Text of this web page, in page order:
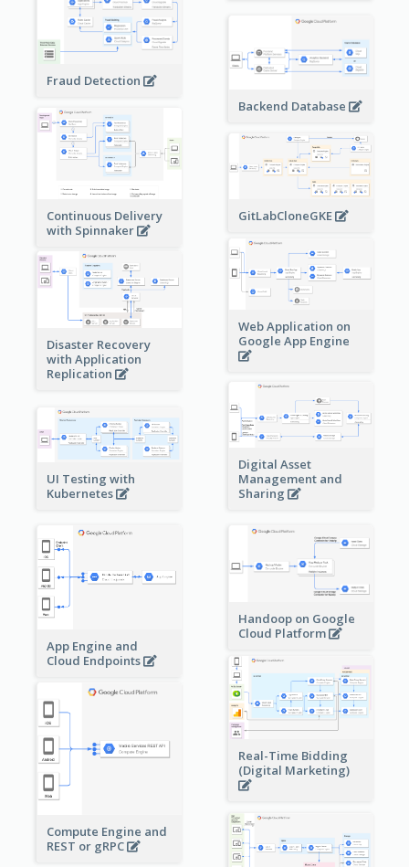
Fraud Detection
Backend Database
Continuous Delivery
with Spinnaker
GitLabCloneGKE
Web Application on
Google App Engine
Disaster Recovery
with Application
Replication
Digital Asset
Management and
Sharing
UI Testing with
Kubernetes
App Engine and
Cloud Endpoints
Handoop on Google
Cloud Platform
Real-Time Bidding
(Digital Marketing)
Compute Engine and
REST or gRPC